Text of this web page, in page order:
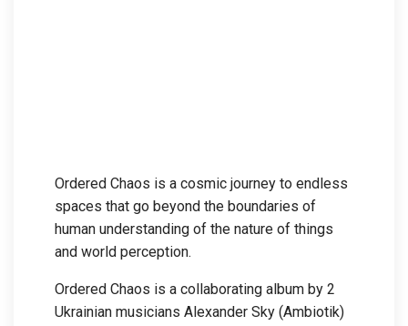
Ordered Chaos is a cosmic journey to endless
spaces that go beyond the boundaries of
human understanding of the nature of things
and world perception.
Ordered Chaos is a collaborating album by 2
Ukrainian musicians Alexander Sky (Ambiotik)